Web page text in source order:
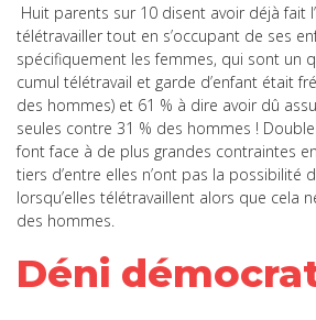
Huit parents sur 10 disent avoir déjà fait
télétravailler tout en s’occupant de ses
spécifiquement les femmes, qui sont un
cumul télétravail et garde d’enfant était
des hommes) et 61 % à dire avoir dû
seules contre 31 % des hommes !
font face à de plus grandes contraintes
tiers d’entre elles n’ont pas la possibilité
lorsqu’elles télétravaillent alors que cela
des hommes.
Déni